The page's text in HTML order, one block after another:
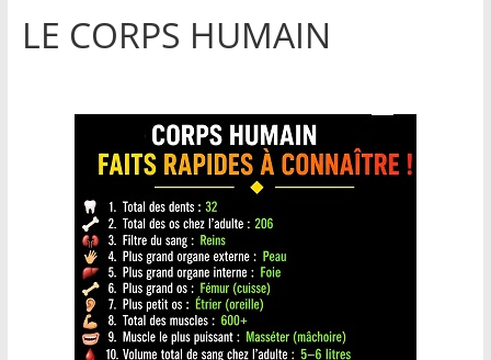
LE CORPS HUMAIN